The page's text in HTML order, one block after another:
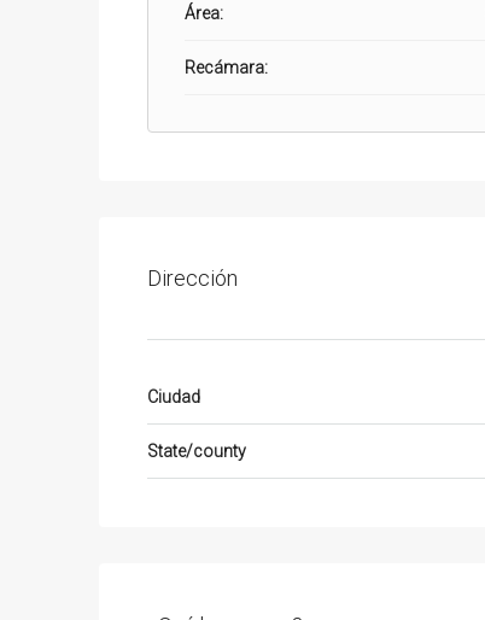
Área:
Recámara:
Dirección
Ciudad
State/county